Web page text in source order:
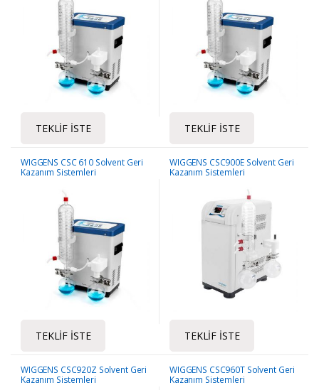
TEKLIF İSTE TEKLIF İSTE
WIGGENS CSC 610 Solvent Geri
Kazanım Sistemleri
TEKLIF İSTE
WIGGENS CSC900E Solvent Geri
Kazanım Sistemleri
TEKLIF İSTE
WIGGENS CSC920Z Solvent Geri
Kazanım Sistemleri
WIGGENS CSC960T Solvent Geri
Kazanım Sistemleri